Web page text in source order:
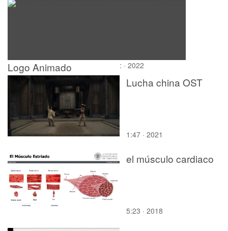
Logo Animado
Fundación CEDAT -
Grupo 02M
: · 2022
Lucha china OST
1:47 · 2021
el músculo cardiaco
5:23 · 2018